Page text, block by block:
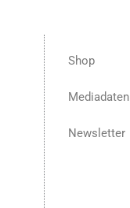
Shop
Mediadaten
Newsletter